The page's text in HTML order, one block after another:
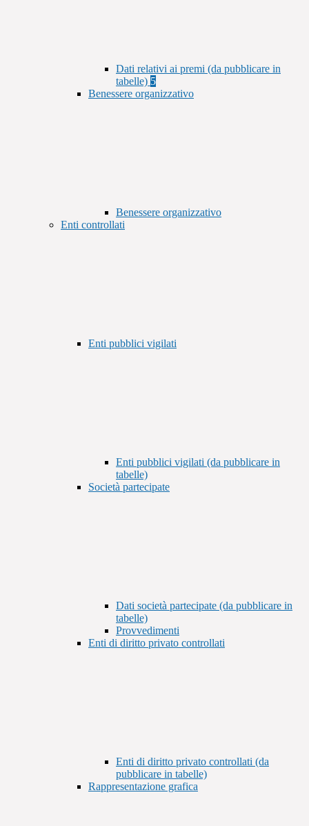
Dati relativi ai premi (da pubblicare in
tabelle) 5
Benessere organizzativo
Benessere organizzativo
Enti controllati
Enti pubblici vigilati
Enti pubblici vigilati (da pubblicare in
tabelle)
Società partecipate
Dati società partecipate (da pubblicare in
tabelle)
Provvedimenti
Enti di diritto privato controllati
Enti di diritto privato controllati (da
pubblicare in tabelle)
Rappresentazione grafica